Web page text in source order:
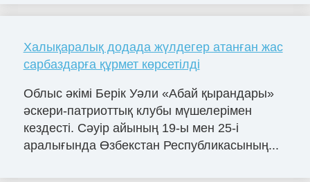
Халықаралық додада жүлдегер атанған жас
сарбаздарға құрмет көрсетілді
Облыс әкімі Берік Уәли «Абай қырандары»
әскери-патриоттық клубы мүшелерімен
кездесті. Сәуір айының 19-ы мен 25-і
аралығында Өзбекстан Республикасының...